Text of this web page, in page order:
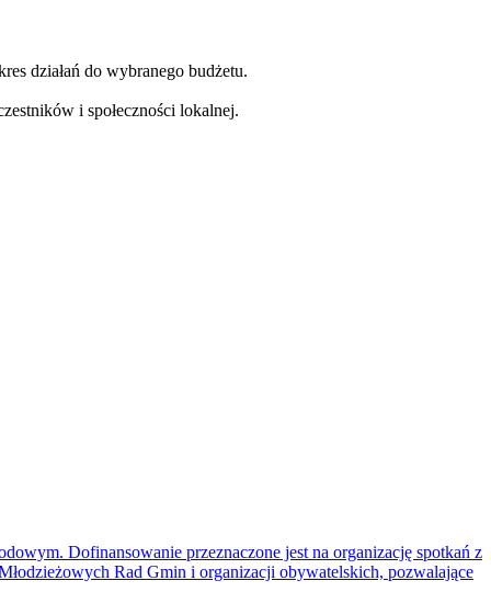
działań do wybranego budżetu.
i społeczności lokalnej.
Dofinansowanie przeznaczone jest na organizację spotkań z
Rad Gmin i organizacji obywatelskich, pozwalające